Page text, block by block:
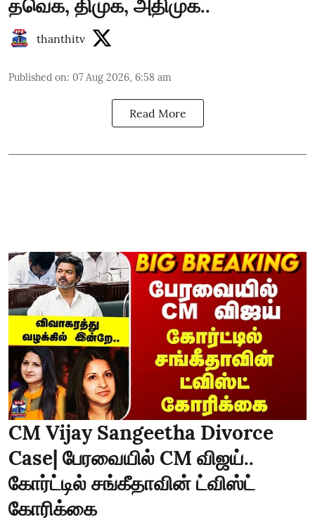
தவெக, திமுக, அதிமுக..
thanthitv
Published on: 07 Aug 2026, 6:58 am
Read More
CM Vijay Sangeetha Divorce
Case| பேரவையில் CM விஜய்..
கோர்ட்டில் சங்கீதாவின் ட்விஸ்ட்
கோரிக்கை